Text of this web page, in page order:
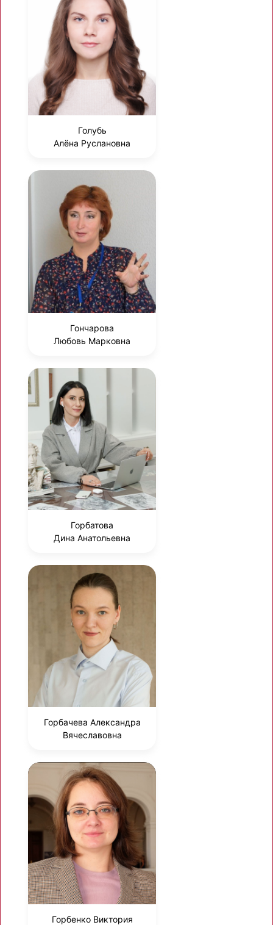
Голубь
Алёна Руслановна
Гончарова
Любовь Марковна
Горбатова
Дина Анатольевна
Горбачева Александра
Вячеславовна
Горбенко Виктория